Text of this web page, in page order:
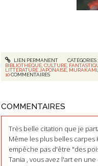
LIEN PERMANENT CATÉGORIES :
BIBLIOTHÈQUE ,CULTURE
LITTÉRATURE JAPONAISE MURAKAMI
10COMMENTAIRES
COMMENTAIRES
Très belle citation que je
Même les plus belles carpes
empêche pas d'être "des
Tania , vous avez l'art en